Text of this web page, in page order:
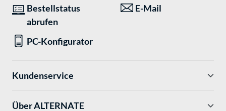
Bestellstatus
abrufen
E-Mail
PC-Konfigurator
Kundenservice
Über ALTERNATE